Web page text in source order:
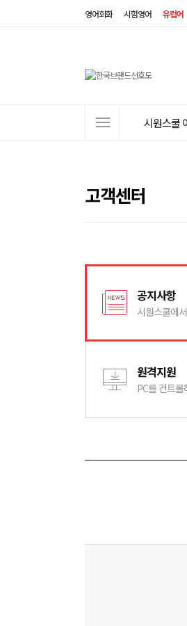
영어회화 시험영어 유럽어
뉴
시원스쿨
고객센터
공지사항
시원스쿨에
원격지원
PC를 컨트